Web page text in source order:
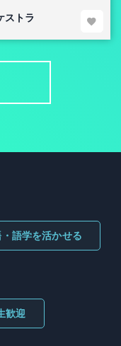
ストラ
語学を活かせる
歓迎